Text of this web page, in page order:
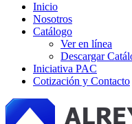
Inicio
Nosotros
Catálogo
Ver en línea
Descargar
Iniciativa PAC
Cotización y Contacto